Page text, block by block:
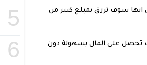
انها سوف ترزق بمبلغ كبير من
تحصل على المال بسهولة دون
5
6